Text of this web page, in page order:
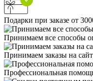
Подарки при заказе от
Принимаем все способы
Принимаем заказы на
Профессиональная